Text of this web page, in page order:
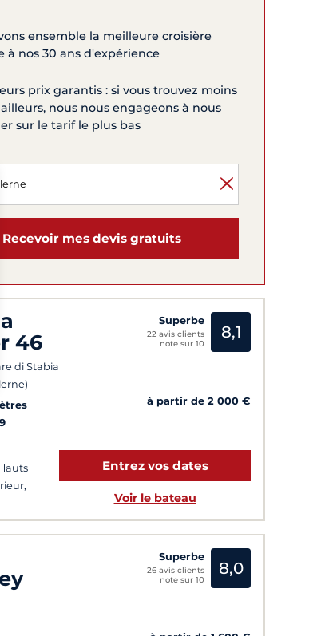
ensemble la meilleure croisière
à nos 30 ans d'expérience
prix garantis : si vous trouvez moins
nous nous engageons à nous
sur le tarif le plus bas
Recevoir mes devis gratuits
46
di Stabia
9
Superbe
22 avis clients
note sur 10
8,1
à partir de 2 000 €
Entrez vos dates
Voir le bateau
Superbe
26 avis clients
note sur 10
8,0